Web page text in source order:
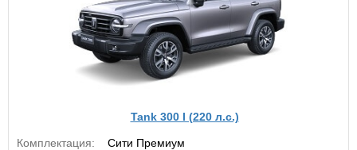
Tank 300 I (220 л.с.)
Комплектация:
Сити Премиум